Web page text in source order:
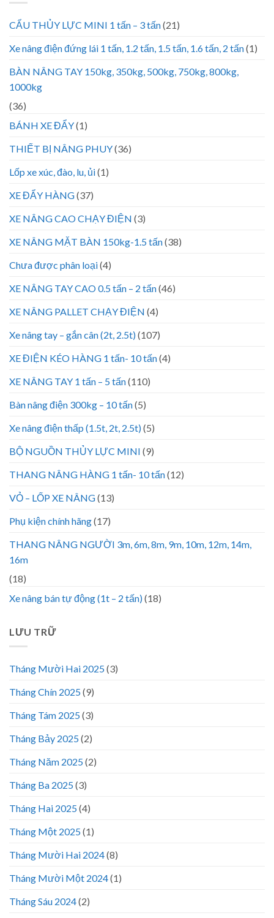
CẨU THỦY LỰC MINI 1 tấn – 3 tấn(21)
Xe nâng điện đứng lái 1 tấn, 1.2 tấn, 1.5 tấn, 1.6 tấn, 2 tấn(1)
BÀN NÂNG TAY 150kg, 350kg, 500kg, 750kg, 800kg,
1000kg
(36)
BÁNH XE ĐẨY(1)
THIẾT BỊ NÂNG PHUY(36)
Lốp xe xúc, đào, lu, ủi(1)
XE ĐẨY HÀNG(37)
XE NÂNG CAO CHẠY ĐIỆN (3)
XE NÂNG MẶT BÀN 150kg-1.5 tấn(38)
Chưa được phân loại(4)
XE NÂNG TAY CAO 0.5 tấn – 2 tấn(46)
XE NÂNG PALLET CHẠY ĐIỆN (4)
Xe nâng tay – gắn cân (2t, 2.5t)(107)
XE ĐIỆN KÉO HÀNG 1 tấn- 10 tấn(4)
XE NÂNG TAY 1 tấn – 5 tấn(110)
Bàn nâng điện 300kg – 10 tấn(5)
Xe nâng điện thấp (1.5t, 2t, 2.5t)(5)
BỘ NGUỒN THỦY LỰC MINI (9)
THANG NÂNG HÀNG 1 tấn- 10 tấn(12)
VỎ – LỐP XE NÂNG(13)
Phụ kiện chính hãng(17)
THANG NÂNG NGƯỜI 3m, 6m, 8m, 9m, 10m, 12m, 14m,
16m
(18)
Xe nâng bán tự động (1t – 2 tấn)(18)
LƯU TRỮ
Tháng Mười Hai 2025(3)
Tháng Chín 2025(9)
Tháng Tám 2025(3)
Tháng Bảy 2025(2)
Tháng Năm 2025(2)
Tháng Ba 2025(3)
Tháng Hai 2025(4)
Tháng Một 2025(1)
Tháng Mười Hai 2024(8)
Tháng Mười Một 2024(1)
Tháng Sáu 2024(2)